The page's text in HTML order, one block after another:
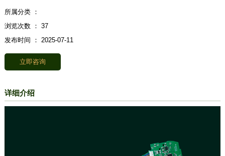
所属分类 ：
浏览次数 ： 37
发布时间 ： 2025-07-11
立即咨询
详细介绍